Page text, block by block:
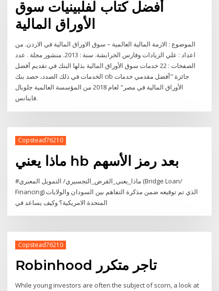
أفضل كتاب لفلبينيات سوق
الأوراق المالية
الموضوع : الازمة المالية العالمية – سوق الاوراق المالية في الاردن. من
اعداد : علي الزيادات وفارس الخرابشة. سنة : 2013. منشور مجلة . عدد
الصفحات : 22 خدمات سوق الأوراق المالية بذلها البنك في تقديم أفضل
الخدمات في ذلك الصدد، حصد بنك cib جائزة "أفضل مقدمي خدمات
الأوراق المالية في مصر" لعام 2018 من المؤسسة العالمية جلوبال
فاينانس.
Copstead76210
ماذا يعني hb بعد رمز الأسهم
#ماذا_يعني_القرض_التجسيري/ التمويل المعبري (Bridge Loan/
Financing) الذي تم توقيعه ضمن مذكرة التفاهم بين السودان والولايات
المتحدة الامريكية؟ وكيف يساعد في
Copstead76210
Robinhood تاجر متكرر
While young investors are often the subject of scorn, a look at